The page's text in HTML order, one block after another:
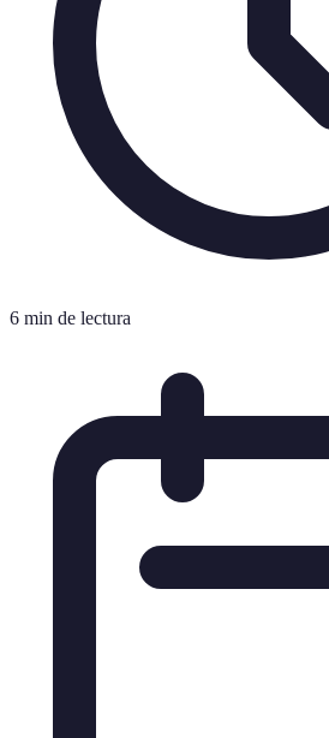
6 min de lectura